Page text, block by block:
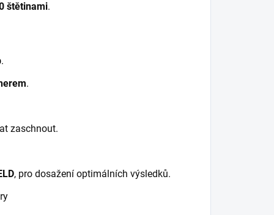
štětinami.
.
.
zaschnout.
, pro dosažení optimálních výsledků.